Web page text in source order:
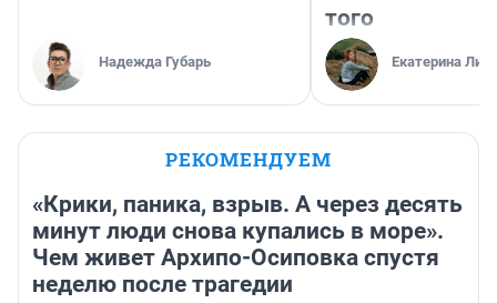
Надежда Губарь
того
Екатерина
РЕКОМЕНДУЕМ
«Крики, паника, взрыв. А через десять
минут люди снова купались в море».
Чем живет Архипо-Осиповка спустя
неделю после трагедии